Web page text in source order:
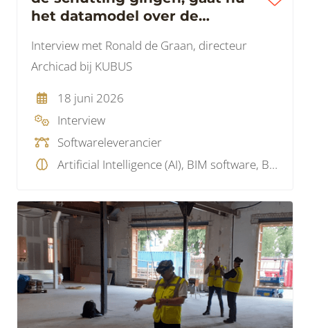
het datamodel over de
Interview met Ronald de Graan, directeur
Archicad bij KUBUS
18 juni 2026
Interview
Softwareleverancier
Artificial Intelligence (AI), BIM software, BIM visie, Data, Model checking